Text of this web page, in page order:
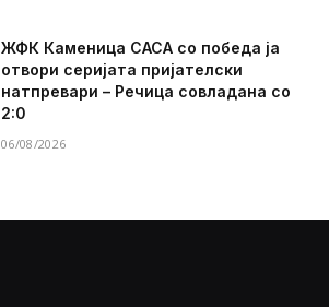
ЖФК Каменица САСА со победа ја
отвори серијата пријателски
натпревари – Речица совладана со
2:0
06/08/2026